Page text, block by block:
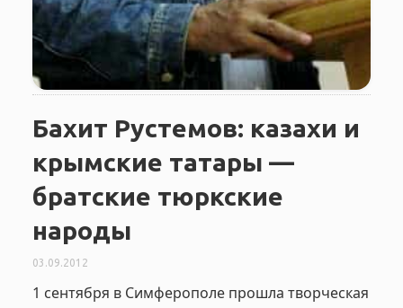
Бахит Рустемов: казахи и
крымские татары —
братские тюркские
народы
03.09.2012
1 сентября в Симферополе прошла творческая